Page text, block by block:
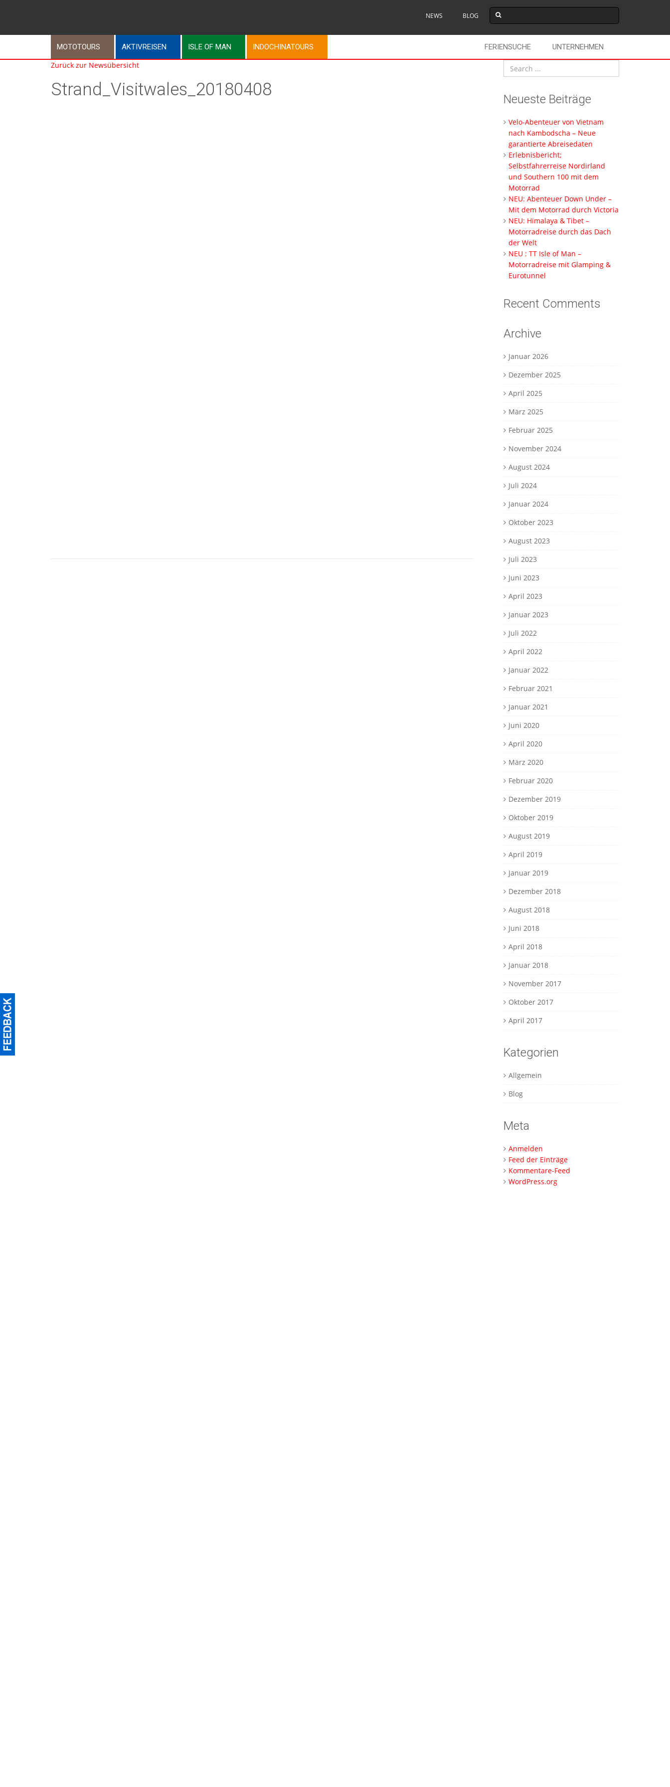
NEWS BLOG
MOTOTOURS AKTIVREISEN ISLE OF MAN INDOCHINATOURS UNTERNEHMEN
FERIENSUCHE
Zurück zur Newsübersicht
Strand_Visitwales_20180408 Neueste Beiträge
Velo-Abenteuer von Vietnam
nach Kambodscha – Neue
garantierte Abreisedaten
Erlebnisbericht;
Selbstfahrerreise Nordirland
und Southern 100 mit dem
Motorrad
NEU: Abenteuer Down Under –
Mit dem Motorrad durch Victoria
NEU: Himalaya & Tibet –
Motorradreise durch das Dach
der Welt
NEU : TT Isle of Man –
Motorradreise mit Glamping &
Eurotunnel
Recent Comments
Archive
Januar 2026
Dezember 2025
April 2025
März 2025
Februar 2025
November 2024
August 2024
Juli 2024
Januar 2024
Oktober 2023
August 2023
Juli 2023
Juni 2023
April 2023
Januar 2023
Juli 2022
April 2022
Januar 2022
Februar 2021
Januar 2021
Juni 2020
April 2020
März 2020
Februar 2020
Dezember 2019
Oktober 2019
August 2019
April 2019
Januar 2019
Dezember 2018
August 2018
Juni 2018
April 2018
Januar 2018
November 2017
Oktober 2017
April 2017
Kategorien
Allgemein
Blog
Meta
Anmelden
Feed der Einträge
Kommentare-Feed
WordPress.org